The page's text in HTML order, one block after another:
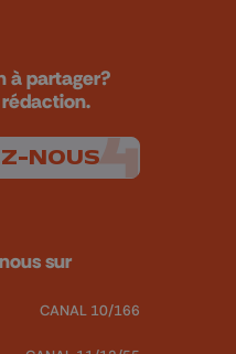
à partager?
NOUS
sur
CANAL 10/166